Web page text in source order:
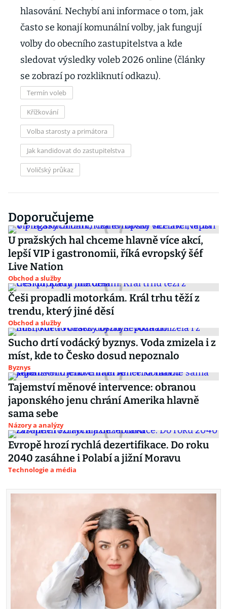
hlasování. Nechybí ani informace o tom, jak
často se konají komunální volby, jak fungují
volby do obecního zastupitelstva a kde
sledovat výsledky voleb 2026 online (články
se zobrazí po rozkliknutí odkazu).
Termín voleb
Křížkování
Volba starosty a primátora
Jak kandidovat do zastupitelstva
Voličský průkaz
Doporučujeme
U pražských hal chceme hlavně více akcí,
lepší VIP i gastronomii, říká evropský šéf
Live Nation
Obchod a služby
Češi propadli motorkám. Král trhu těží z
trendu, který jiné děsí
Obchod a služby
Sucho drtí vodácký byznys. Voda zmizela i z
míst, kde to Česko dosud nepoznalo
Byznys
Tajemství měnové intervence: obranou
japonského jenu chrání Amerika hlavně
sama sebe
Názory a analýzy
Evropě hrozí rychlá dezertifikace. Do roku
2040 zasáhne i Polabí a jižní Moravu
Technologie a média